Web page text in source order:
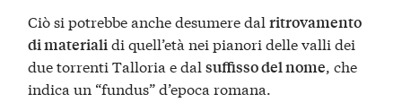
Ciò si potrebbe anche desumere dalritrovamento
di materialidi quell’età nei pianori delle valli dei
due torrenti Talloria e dalsuffisso del nome, che
indica un “fundus” d’epoca romana.